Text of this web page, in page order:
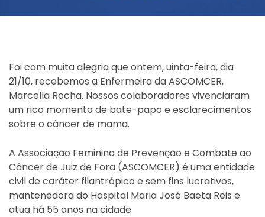
Foi com muita alegria que ontem, uinta-feira, dia
21/10, recebemos a Enfermeira da ASCOMCER,
Marcella Rocha. Nossos colaboradores vivenciaram
um rico momento de bate-papo e esclarecimentos
sobre o câncer de mama.
A Associação Feminina de Prevenção e Combate ao
Câncer de Juiz de Fora (ASCOMCER) é uma entidade
civil de caráter filantrópico e sem fins lucrativos,
mantenedora do Hospital Maria José Baeta Reis e
atua há 55 anos na cidade.